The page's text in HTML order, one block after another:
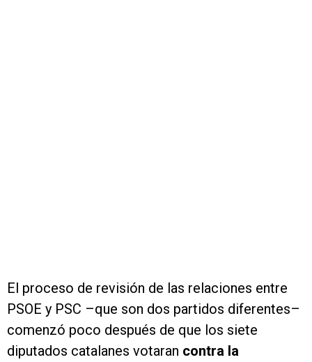
El proceso de revisión de las relaciones entre
PSOE y PSC –que son dos partidos diferentes–
comenzó poco después de que los siete
diputados catalanes votaran contra la